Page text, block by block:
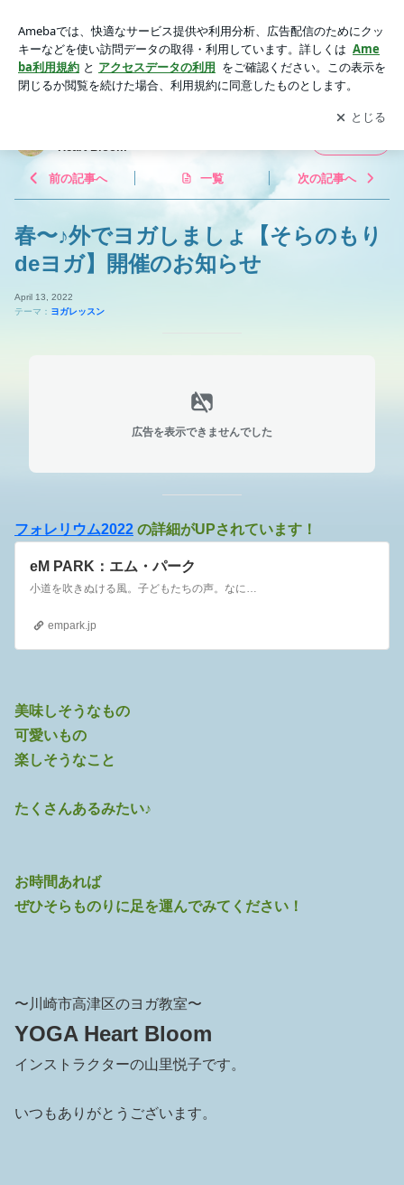
| ヨガ×マクロビの教室◆川崎市高津区◆YOGA Heart Bloom
アプリをダウンロードして ブログの更新通知
を受け取りまし
ょう。
開く
Heart Bloom
前の記事へ 一覧 次の記事へ
春〜♪外でヨガしましょ【そらのもり
deヨガ】開催のお知らせ
April 13, 2022
テーマ： ヨガレッスン
広告を表示できませんでした
フォレリウム2022 の詳細がUPされています！
eM PARK：エム・パーク
小道を吹きぬける風。子どもたちの声。なにやらおいしそうな香り。あたらしい場所が生まれました。
empark.jp
美味しそうなもの
可愛いもの
楽しそうなこと
たくさんあるみたい♪
お時間あれば
ぜひそらものりに足を運んでみてください！
〜川崎市高津区のヨガ教室〜
YOGA Heart Bloom
インストラクターの山里悦子です。
いつもありがとうございます。